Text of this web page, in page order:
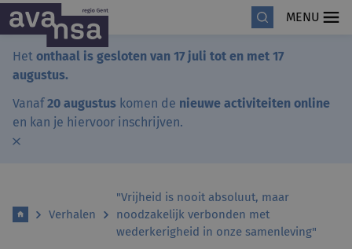
MENU
Het onthaal is gesloten van 17 juli tot en met 17
augustus.
Vanaf20 augustus komen de nieuwe activiteiten online
en kan je hiervoor inschrijven.
Verhalen
"Vrijheid is nooit absoluut, maar
noodzakelijk verbonden met
wederkerigheid in onze samenleving"